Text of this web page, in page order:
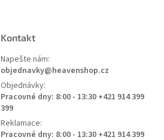
Kontakt
Napešte nám:
objednavky@heavenshop.cz
Objednávky:
Pracovné dny: 8:00 - 13:30 +421 914 399
399
Reklamace:
Pracovné dny: 8:00 - 13:30 +421 914 399